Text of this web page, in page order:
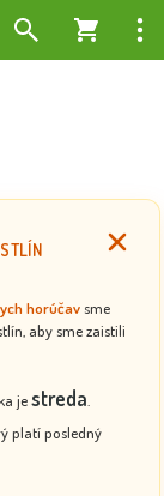
horúčav sme
aby sme zaistili
jestreda
platí posledný